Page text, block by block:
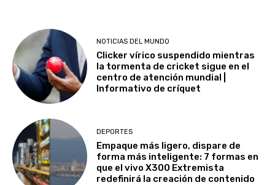
NOTICIAS DEL MUNDO
Clicker vírico suspendido mientras
la tormenta de cricket sigue en el
centro de atención mundial |
Informativo de críquet
DEPORTES
Empaque más ligero, dispare de
forma más inteligente: 7 formas en
que el vivo X300 Extremista
redefinirá la creación de contenido